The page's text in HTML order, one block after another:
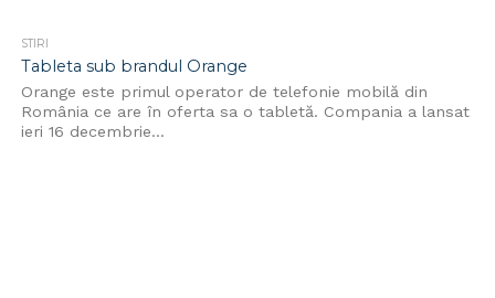
STIRI
Tableta sub brandul Orange
Orange este primul operator de telefonie mobilă din
România ce are în oferta sa o tabletă. Compania a lansat
ieri 16 decembrie...